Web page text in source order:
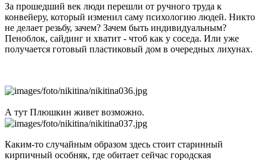
За прошедший век люди перешли от ручного труда к
конвейеру, который изменил саму психологию людей. Никто
не делает резьбу, зачем? Зачем быть индивидуальным?
Пеноблок, сайдинг и хватит - чтоб как у соседа. Или уже
получается готовый пластиковый дом в очередных лихунах.
А тут Плюшкин живет возможно.
Каким-то случайным образом здесь стоит старинный
кирпичный особняк, где обитает сейчас городская